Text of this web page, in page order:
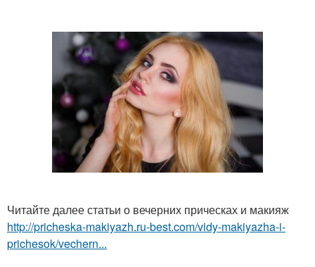
Читайте далее статьи о вечерних прическах и макияж
http://pricheska-makiyazh.ru-best.com/vidy-makiyazha-i-
prichesok/vechern...